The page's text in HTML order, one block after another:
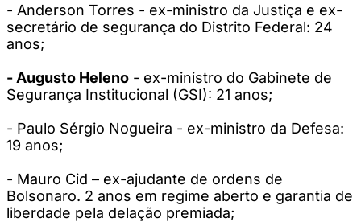
- Anderson Torres - ex-ministro da Justiça e ex-
secretário de segurança do Distrito Federal: 24
anos;
- Augusto Heleno - ex-ministro do Gabinete de
Segurança Institucional (GSI): 21 anos;
- Paulo Sérgio Nogueira - ex-ministro da Defesa:
19 anos;
- Mauro Cid – ex-ajudante de ordens de
Bolsonaro. 2 anos em regime aberto e garantia de
liberdade pela delação premiada;